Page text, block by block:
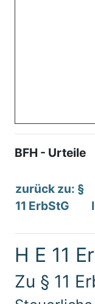
BFH - Urteile
zurück zu: §
11 ErbStG
H E 11
Zu § 11